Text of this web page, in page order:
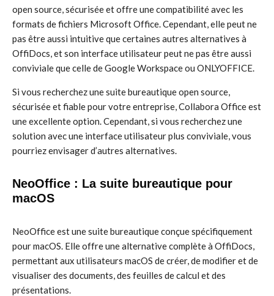
open source, sécurisée et offre une compatibilité avec les
formats de fichiers Microsoft Office. Cependant, elle peut ne
pas être aussi intuitive que certaines autres alternatives à
OffiDocs, et son interface utilisateur peut ne pas être aussi
conviviale que celle de Google Workspace ou ONLYOFFICE.
Si vous recherchez une suite bureautique open source,
sécurisée et fiable pour votre entreprise, Collabora Office est
une excellente option. Cependant, si vous recherchez une
solution avec une interface utilisateur plus conviviale, vous
pourriez envisager d’autres alternatives.
NeoOffice : La suite bureautique pour
macOS
NeoOffice est une suite bureautique conçue spécifiquement
pour macOS. Elle offre une alternative complète à OffiDocs,
permettant aux utilisateurs macOS de créer, de modifier et de
visualiser des documents, des feuilles de calcul et des
présentations.